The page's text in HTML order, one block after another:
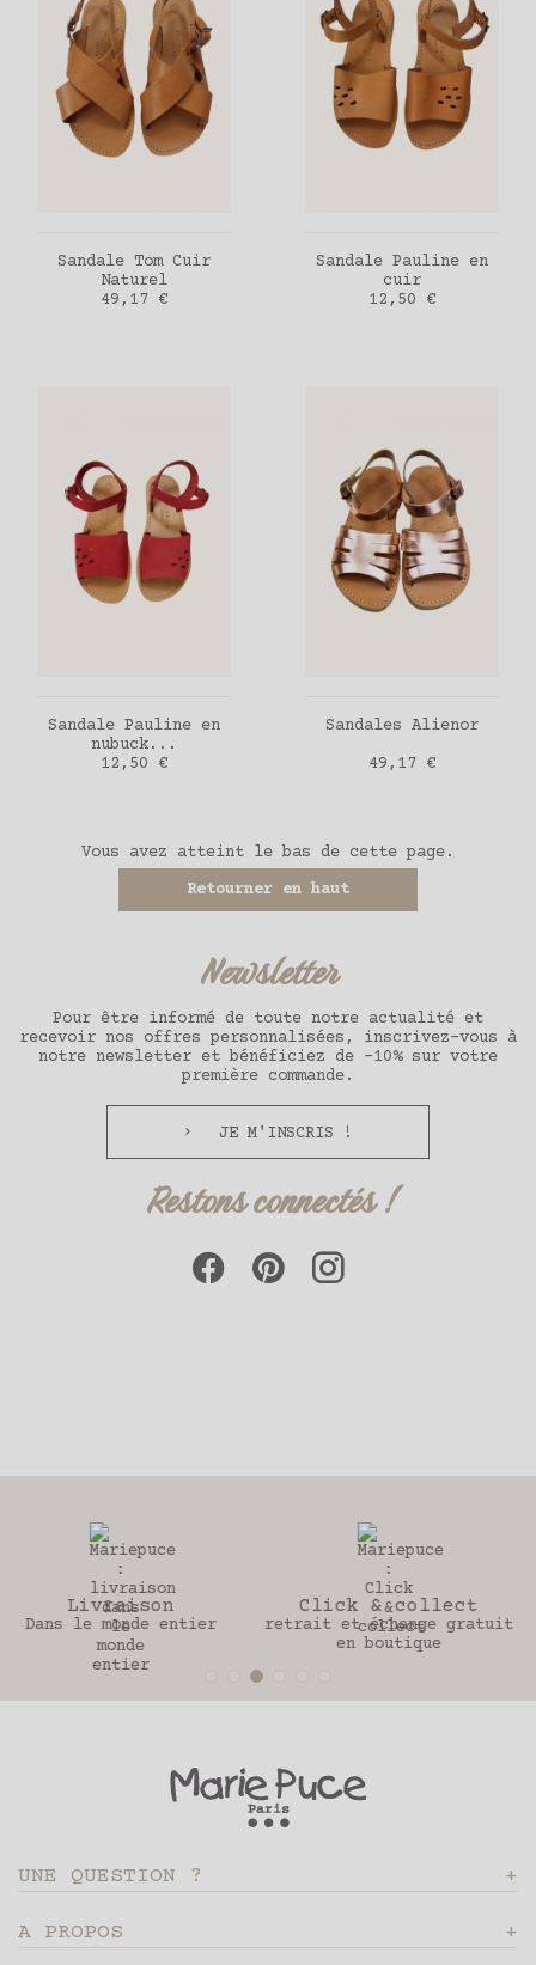
AJOUTER AU PANIER
Sandale Tom Cuir
Naturel
Prix
49,17 €
AJOUTER AU PANIER
Sandale Pauline en
cuir
Prix
12,50 €
AJOUTER AU PANIER
Sandale Pauline en
nubuck...
Prix
12,50 €
AJOUTER AU PANIER
Sandales Alienor
Prix
49,17 €
Vous avez atteint le bas de cette page.
Retourner en haut
Newsletter
Pour être informé de toute notre actualité et
recevoir nos offres personnalisées, inscrivez-vous à
notre newsletter et bénéficiez de -10% sur votre
première commande.
JE M'INSCRIS !
Restons connectés !
Click & collect
retrait et échange gratuit
en boutique
30 jours
Pour changer d’avis
UNE QUESTION ?
A PROPOS